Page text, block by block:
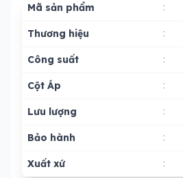
Mã sản phẩm :
Thương hiệu :
Công suất :
Cột Áp :
Lưu lượng :
Bảo hành :
Xuất xứ :